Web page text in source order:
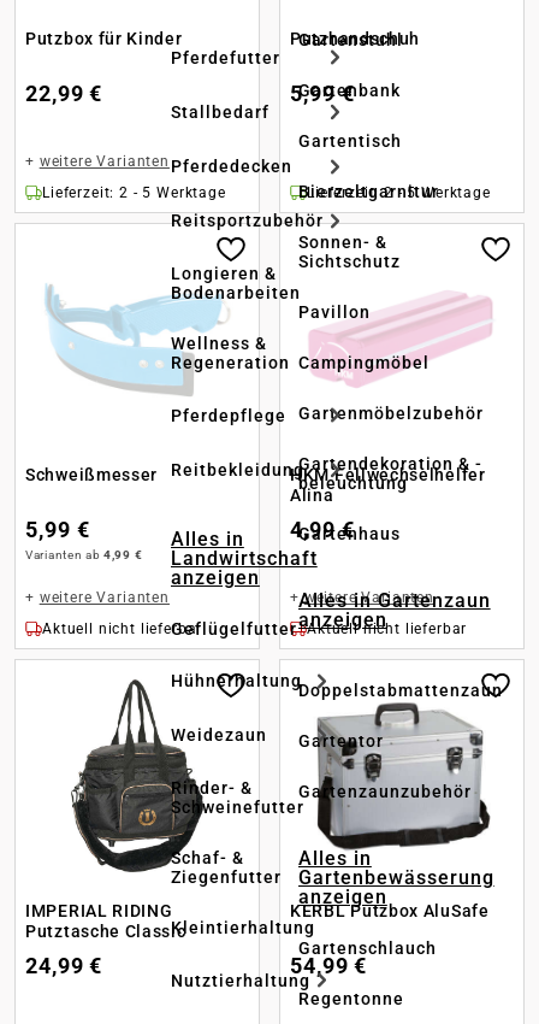
Pferdefutter
Stallbedarf
Pferdedecken
Reitsportzubehör
Longieren &
Bodenarbeiten
Wellness &
Regeneration
Pferdepflege
Reitbekleidung
Alles in
Landwirtschaft
anzeigen
Geflügelfutter
Hühnerhaltung
Weidezaun
Rinder- &
Schweinefutter
Schaf- &
Ziegenfutter
Kleintierhaltung
Nutztierhaltung
Gartenstuhl
Gartenbank
Gartentisch
Bierzeltgarnitur
Sonnen- &
Sichtschutz
Pavillon
Campingmöbel
Gartenmöbelzubehör
Gartendekoration & -
beleuchtung
Gartenhaus
Alles in Gartenzaun
anzeigen
Doppelstabmattenzaun
Gartentor
Gartenzaunzubehör
Alles in
Gartenbewässerung
anzeigen
Gartenschlauch
Regentonne
Putzbox für Kinder
22,99 €
+ weitere Varianten
Lieferzeit: 2 - 5 Werktage
Putzhandschuh
5,99 €
Lieferzeit: 2 - 5 Werktage
Schweißmesser
5,99 €
Varianten ab 4,99 €
+ weitere Varianten
Aktuell nicht lieferbar
HKM Fellwechselhelfer
Alina
4,99 €
+weitere Varianten
Aktuell nicht lieferbar
IMPERIAL RIDING
Putztasche Classic
24,99 €
KERBL Putzbox AluSafe
54,99 €